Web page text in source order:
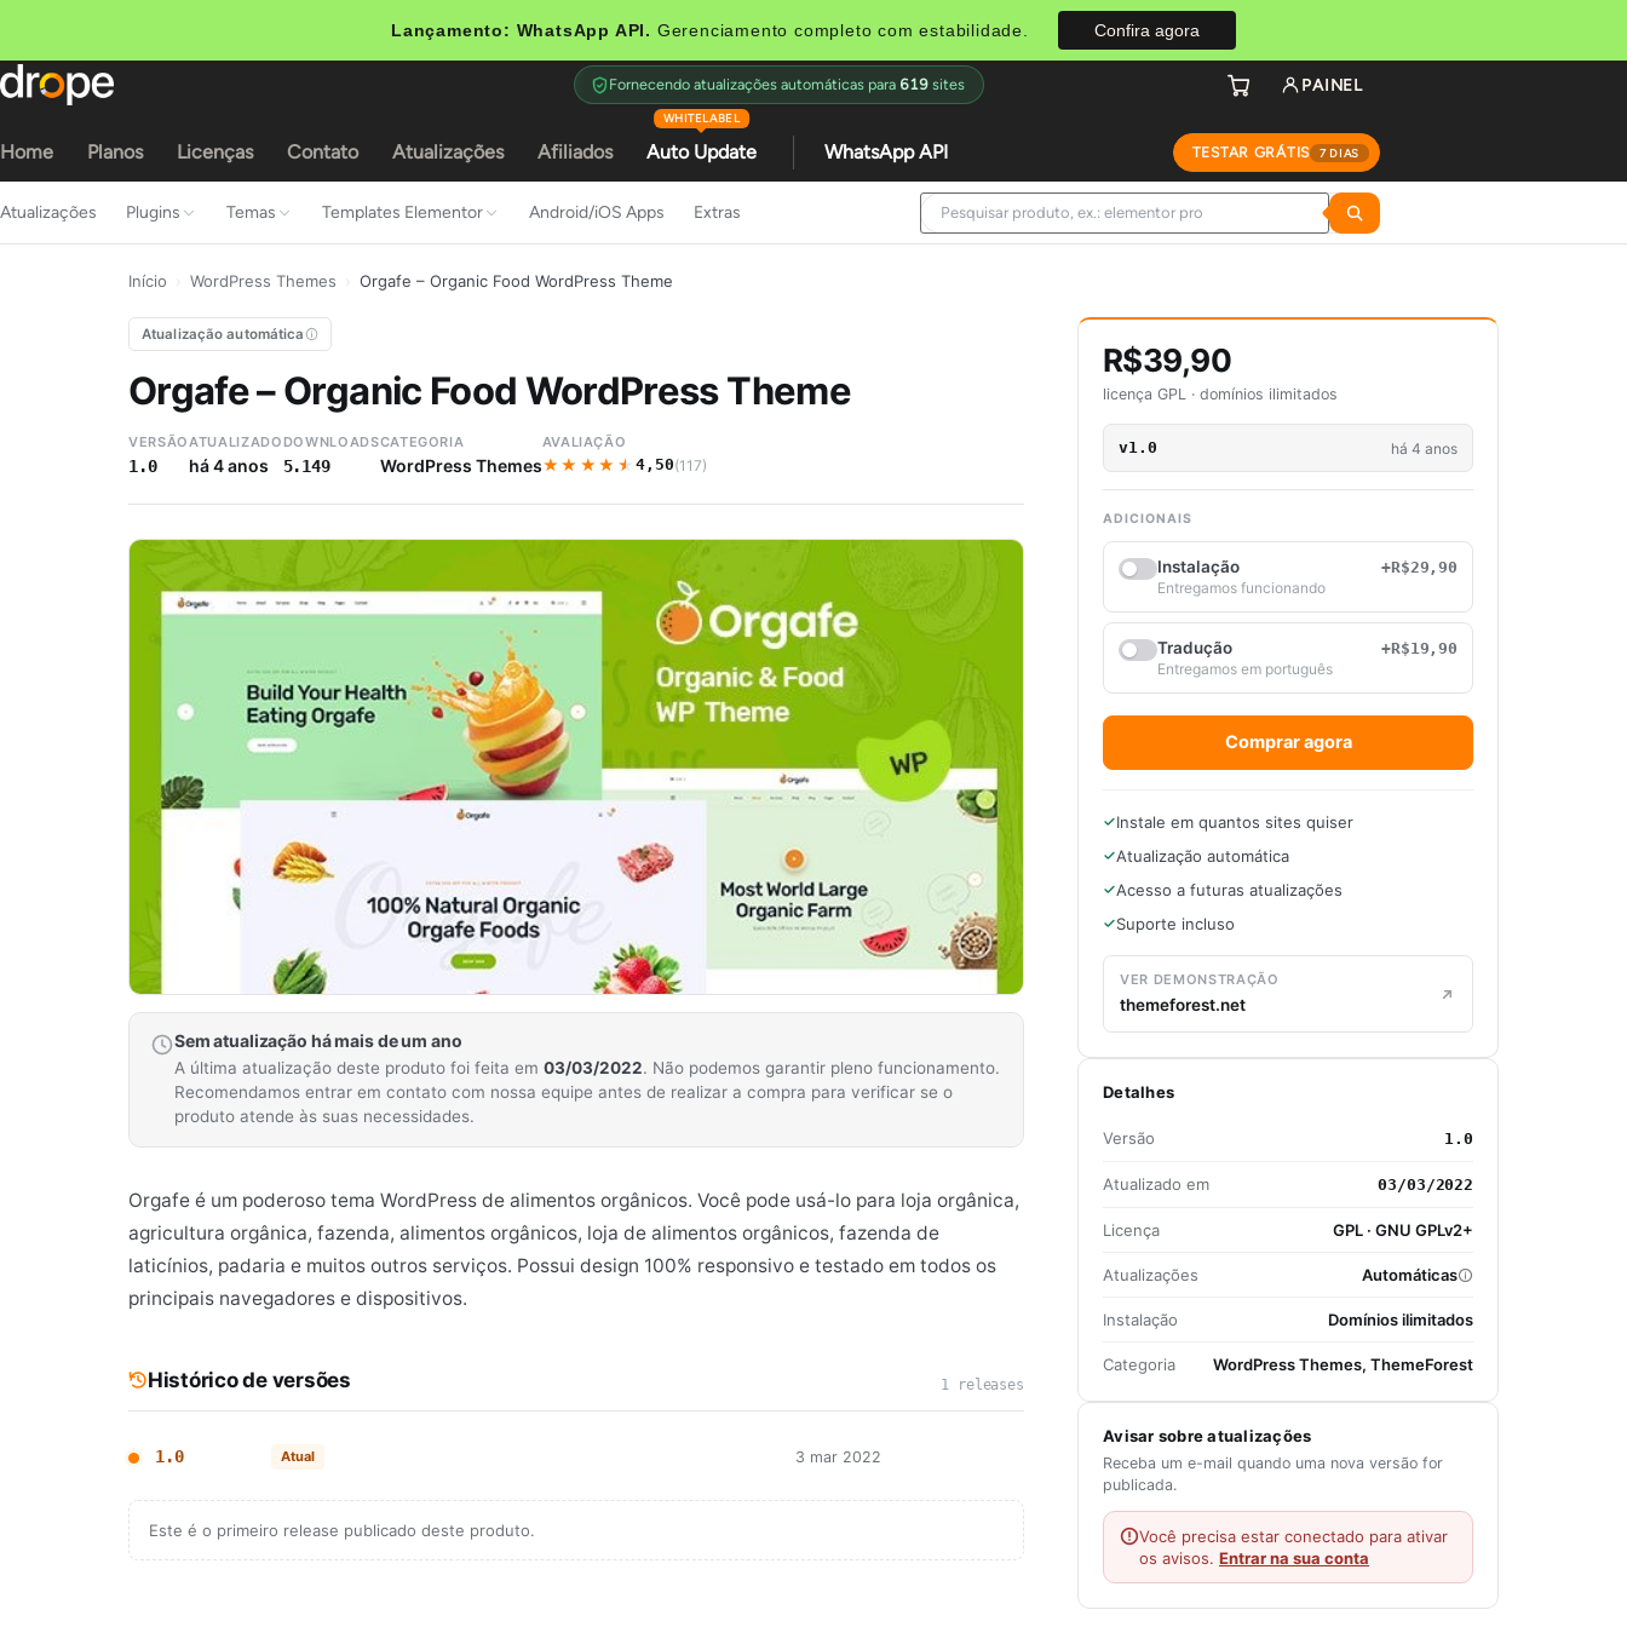
Lançamento: WhatsApp API. Gerenciamento completo com estabilidade. Confira agora
Home Planos Licenças Contato Atualizações Afiliados Auto Update
WHITELABEL
WhatsApp API TESTAR GRÁTIS 7 DIAS
Fornecendo atualizações automáticas para 619 sites PAINEL
Atualizações Plugins Temas Templates Elementor Android/iOS Apps Extras
Início WordPress Themes Orgafe – Organic Food WordPress Theme
Atualização automática
Orgafe – Organic Food WordPress Theme
VERSÃO
1.0
ATUALIZADO
há 4 anos
DOWNLOADS
5.149
CATEGORIA
WordPress Themes
AVALIAÇÃO
★★★★★
★★★★★4,50(117)
Sem atualização há mais de um ano
A última atualização deste produto foi feita em 03/03/2022. Não podemos garantir pleno funcionamento.
Recomendamos entrar em contato com nossa equipe antes de realizar a compra para verificar se o
produto atende às suas necessidades.
Orgafe é um poderoso tema WordPress de alimentos orgânicos. Você pode usá-lo para loja orgânica,
agricultura orgânica, fazenda, alimentos orgânicos, loja de alimentos orgânicos, fazenda de
laticínios, padaria e muitos outros serviços. Possui design 100% responsivo e testado em todos os
principais navegadores e dispositivos.
Histórico de versões 1 releases
1.0 Atual 3 mar 2022
Este é o primeiro release publicado deste produto.
R$39,90
licença GPL · domínios ilimitados
v1.0 há 4 anos
ADICIONAIS
Instalação
+R$29,90
Entregamos funcionando
Tradução
+R$19,90
Entregamos em português
Comprar agora
Instale em quantos sites quiser
Atualização automática
Acesso a futuras atualizações
Suporte incluso
VER DEMONSTRAÇÃO
themeforest.net
Detalhes
Versão 1.0
Atualizado em 03/03/2022
Licença GPL · GNU GPLv2+
Atualizações Automáticas
Instalação Domínios ilimitados
Categoria WordPress Themes, ThemeForest
Avisar sobre atualizações
Receba um e-mail quando uma nova versão for
publicada.
Você precisa estar conectado para ativar
os avisos. Entrar na sua conta